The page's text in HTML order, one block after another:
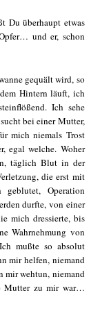
Du überhaupt etwas
und er, schon
gequält wird, so
Hintern läuft, ich
Ich sehe
bei einer Mutter,
mich niemals Trost
egal welche. Woher
täglich Blut in der
die erst mit
Operation
durfte, von einer
mich dressierte, bis
Wahrnehmung von
mußte so absolut
mir helfen, niemand
mir wehtun, niemand
Mutter zu mir war…